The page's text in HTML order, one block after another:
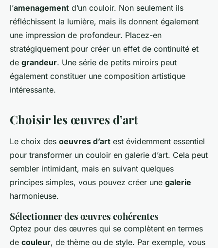
l’amenagement d’un couloir. Non seulement ils
réfléchissent la lumière, mais ils donnent également
une impression de profondeur. Placez-en
stratégiquement pour créer un effet de continuité et
de grandeur. Une série de petits miroirs peut
également constituer une composition artistique
intéressante.
Choisir les œuvres d’art
Le choix des oeuvres d’art est évidemment essentiel
pour transformer un couloir en galerie d’art. Cela peut
sembler intimidant, mais en suivant quelques
principes simples, vous pouvez créer une galerie
harmonieuse.
Sélectionner des œuvres cohérentes
Optez pour des œuvres qui se complètent en termes
de couleur, de thème ou de style. Par exemple, vous